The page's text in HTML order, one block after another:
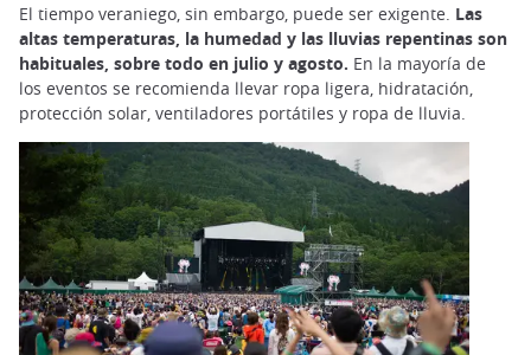
El tiempo veraniego, sin embargo, puede ser exigente. Las
altas temperaturas, la humedad y las lluvias repentinas son
habituales, sobre todo en julio y agosto. En la mayoría de
los eventos se recomienda llevar ropa ligera, hidratación,
protección solar, ventiladores portátiles y ropa de lluvia.